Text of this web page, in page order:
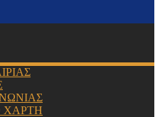
ΧΑΡΤΗ